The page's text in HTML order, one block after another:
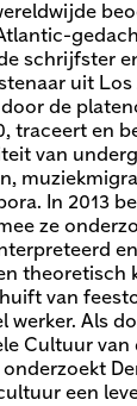
schrijfster
uit Los
de
traceert en
van
In 2013
ze
theoretisch
van
werker. Als
Cultuur van
een